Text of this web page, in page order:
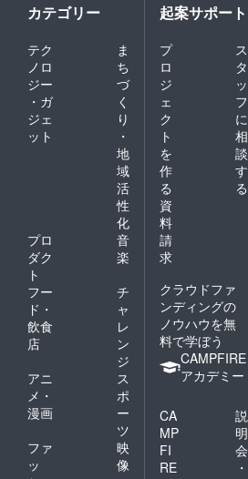
カテゴリー
テク
ノロ
ジー
・ガ
ジェ
ット
ま
ち
づ
く
り
・
地
域
活
性
化
プロ
ダク
ト
音
楽
フー
ド・
飲食
店
チ
ャ
レ
ン
ジ
アニ
メ・
漫画
ス
ポ
ー
ツ
ファ
ッ
映
像
起案サポート
プ
ロ
ジ
ェ
ク
ト
を
作
る
ス
タ
ッ
フ
に
相
談
す
る
資
料
請
求
クラウドファ
ンディングの
ノウハウを無
料で学ぼう
CAMPFIRE
アカデミー
CA
MP
FI
RE
説
明
会
・